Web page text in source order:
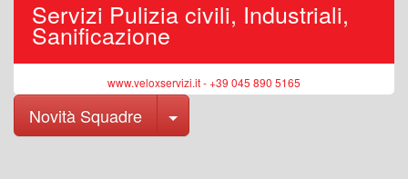
Servizi Pulizia civili, Industriali,
Sanificazione
www.veloxservizi.it - +39 045 890 5165
Novità Squadre Toggle Dropdown